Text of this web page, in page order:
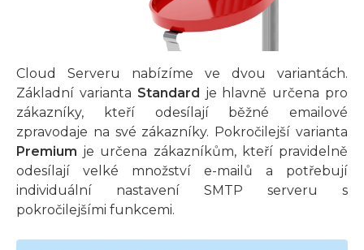
Cloud Serveru nabízíme ve dvou variantách.
Základní varianta Standard je hlavně určena pro
zákazníky, kteří odesílají běžné emailové
zpravodaje na své zákazníky. Pokročilejší varianta
Premium je určena zákazníkům, kteří pravidelně
odesílají velké množství e-mailů a potřebují
individuální nastavení SMTP serveru s
pokročilejšími funkcemi.